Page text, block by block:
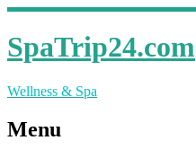
SpaTrip24.com
Wellness & Spa
Menu